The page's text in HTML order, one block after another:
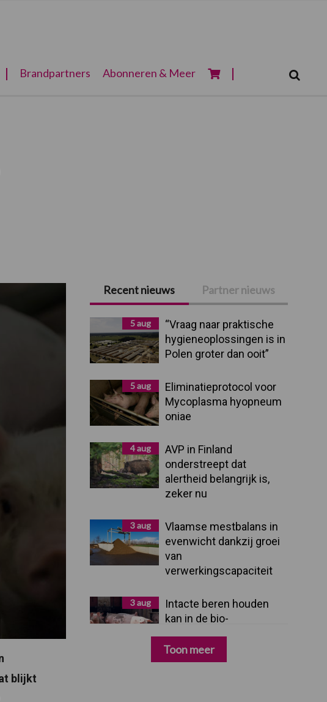
Brandpartners Abonneren & Meer
blijkt
Primaire
Sidebar
Recent nieuws Partner nieuws
5 aug
“Vraag naar praktische
hygieneoplossingen is in
Polen groter dan ooit”
5 aug
Eliminatieprotocol voor
Mycoplasma hyopneum
oniae
4 aug
AVP in Finland
onderstreept dat
alertheid belangrijk is,
zeker nu
3 aug
Vlaamse mestbalans in
evenwicht dankzij groei
van
verwerkingscapaciteit
3 aug
Intacte beren houden
kan in de bio-
dan moet alles kloppen
Toon meer